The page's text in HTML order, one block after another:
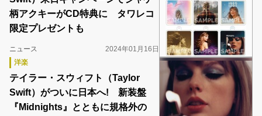
柄アクキーがCD特典に タワレコ
限定プレゼントも
ニュース
2024年01月16日
洋楽
テイラー・スウィフト（Taylor
Swift）がついに日本へ! 新装盤
『Midnights』とともに規格外の